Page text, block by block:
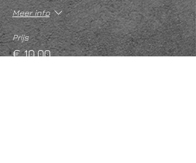
Meer info
Prijs
€ 10,00